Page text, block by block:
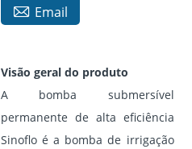
 Email
Visão geral do produto
A bomba submersível
permanente de alta eficiência
Sinoflo é a bomba de irrigação